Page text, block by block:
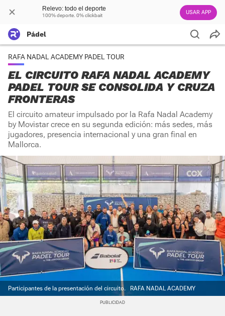
Relevo: todo el deporte
100% deporte. 0% clickbait USAR APP
Pádel
RAFA NADAL ACADEMY PADEL TOUR
EL CIRCUITO RAFA NADAL ACADEMY
PADEL TOUR SE CONSOLIDA Y CRUZA
FRONTERAS
El circuito amateur impulsado por la Rafa Nadal Academy
by Movistar crece en su segunda edición: más sedes, más
jugadores, presencia internacional y una gran final en
Mallorca.
Participantes de la presentación del circuito. RAFA NADAL ACADEMY